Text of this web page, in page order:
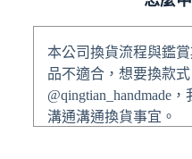
本公司換貨流程與鑑
品不適合，想要換款
@qingtian_handmade
溝通溝通換貨事宜。